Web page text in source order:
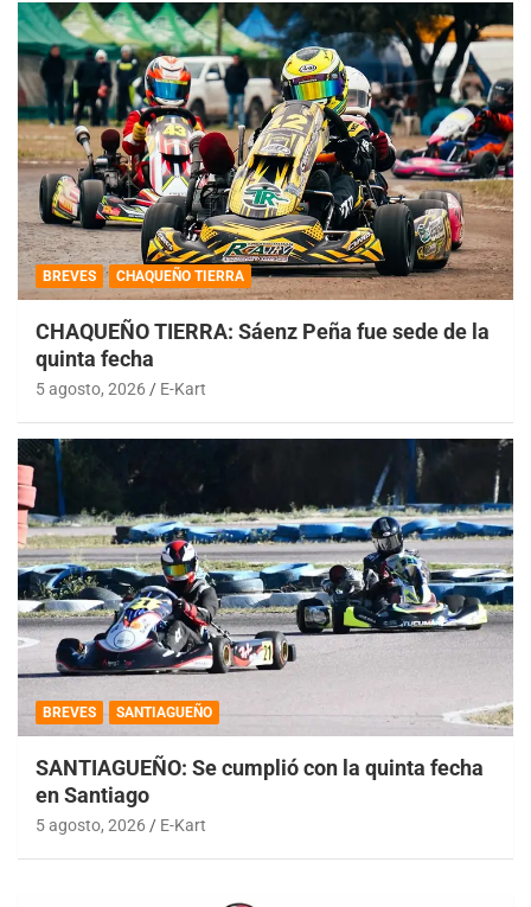
BREVES CHAQUEÑO TIERRA
CHAQUEÑO TIERRA: Sáenz Peña fue sede de la
quinta fecha
5 agosto, 2026 E-Kart
BREVES SANTIAGUEÑO
SANTIAGUEÑO: Se cumplió con la quinta fecha
en Santiago
5 agosto, 2026 E-Kart